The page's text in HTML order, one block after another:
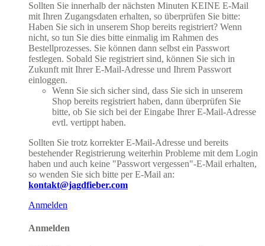
Sollten Sie innerhalb der nächsten Minuten KEINE E-Mail
mit Ihren Zugangsdaten erhalten, so überprüfen Sie bitte:
Haben Sie sich in unserem Shop bereits registriert? Wenn
nicht, so tun Sie dies bitte einmalig im Rahmen des
Bestellprozesses. Sie können dann selbst ein Passwort
festlegen. Sobald Sie registriert sind, können Sie sich in
Zukunft mit Ihrer E-Mail-Adresse und Ihrem Passwort
einloggen.
Wenn Sie sich sicher sind, dass Sie sich in unserem
Shop bereits registriert haben, dann überprüfen Sie
bitte, ob Sie sich bei der Eingabe Ihrer E-Mail-Adresse
evtl. vertippt haben.
Sollten Sie trotz korrekter E-Mail-Adresse und bereits
bestehender Registrierung weiterhin Probleme mit dem Login
haben und auch keine "Passwort vergessen"-E-Mail erhalten,
so wenden Sie sich bitte per E-Mail an:
kontakt@jagdfieber.com
Anmelden
Anmelden